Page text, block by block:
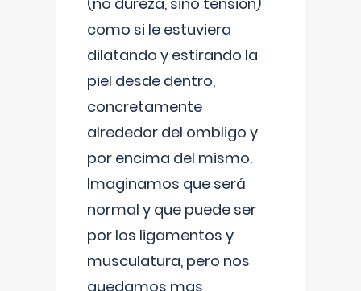
como si le estuviera
dilatando y estirando la
piel desde dentro,
concretamente
alrededor del ombligo y
por encima del mismo.
Imaginamos que será
normal y que puede ser
por los ligamentos y
musculatura, pero nos
quedamos mas